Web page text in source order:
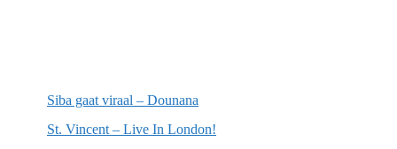
Siba gaat viraal – Dounana
St. Vincent – Live In London!